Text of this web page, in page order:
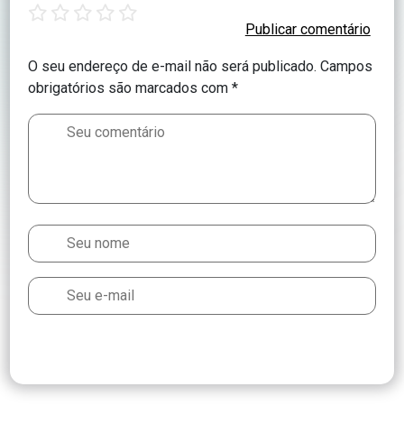
O seu endereço de e-mail não será publicado. Campos
obrigatórios são marcados com*
star stars stars stars stars